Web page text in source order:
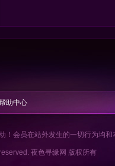
助中心
！会员在站外发生的一切行为均
夜色寻缘网 版权所有